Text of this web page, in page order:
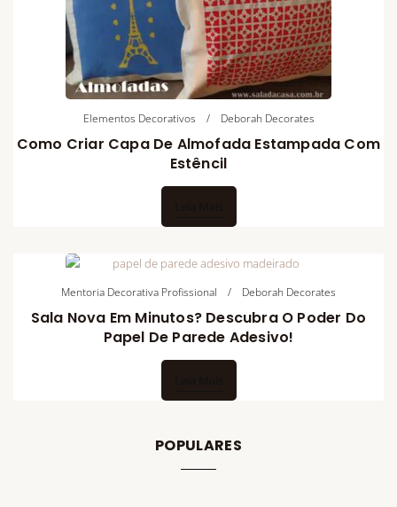
Elementos Decorativos Deborah Decorates
Como Criar Capa De Almofada Estampada Com
Estêncil
Mentoria Decorativa Profissional Deborah Decorates
Sala Nova Em Minutos? Descubra O Poder Do
Papel De Parede Adesivo!
POPULARES